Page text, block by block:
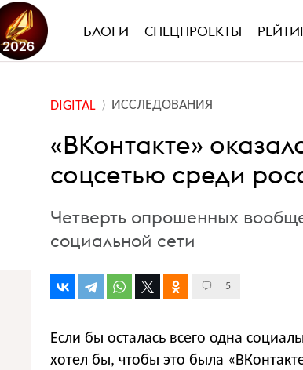
БЛОГИ СПЕЦПРОЕКТЫ
DIGITAL ИССЛЕДОВАНИЯ
«ВКонтакте»
соцсетью среди
Четверть опрошенных
социальной сети
5
Если бы осталась всего одна
хотел бы, чтобы это была